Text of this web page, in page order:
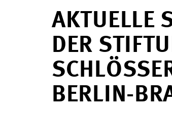
AKTUELLE
DER
CHLÖSSER
ERLIN-